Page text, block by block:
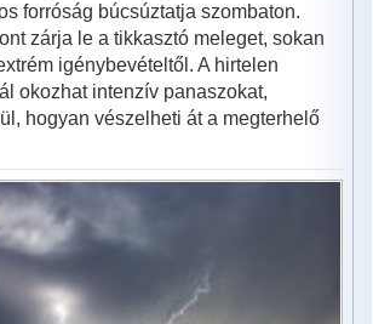
forróság búcsúztatja szombaton.
zárja le a tikkasztó meleget, sokan
igénybevételtől. A hirtelen
okozhat intenzív panaszokat,
hogyan vészelheti át a megterhelő